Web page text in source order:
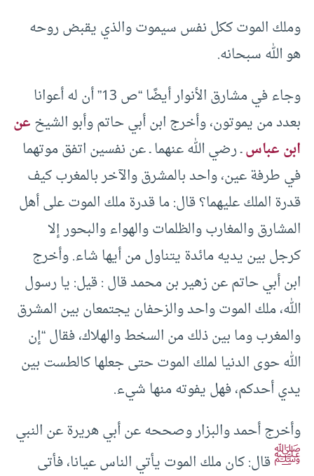
وملك الموت ككل نفس سيموت والذي يقبض روحه
هو الله سبحانه.
وجاء في مشارق الأنوار أيضًا “ص 13” أن له أعوانا
بعدد من يموتون، وأخرج ابن أبي حاتم وأبو الشيخعن
ابن عباسـ رضي الله عنهما ـ عن نفسين اتفق موتهما
في طرفة عين، واحد بالمشرق والآخر بالمغرب كيف
قدرة الملك عليهما؟ قال: ما قدرة ملك الموت على أهل
المشارق والمغارب والظلمات والهواء والبحور إلا
كرجل بين يديه مائدة يتناول من أيها شاء. وأخرج
ابن أبي حاتم عن زهير بن محمد قال : قيل: يا رسول
الله، ملك الموت واحد والزحفان يجتمعان بين المشرق
والمغرب وما بين ذلك من السخط والهلاك، فقال “إن
الله حوى الدنيا لملك الموت حتى جعلها كالطست بين
يدي أحدكم، فهل يفوته منها شيء.
وأخرج أحمد والبزار وصححه عن أبي هريرة عن النبي
ﷺقال: كان ملك الموت يأتي الناس عيانا، فأتى